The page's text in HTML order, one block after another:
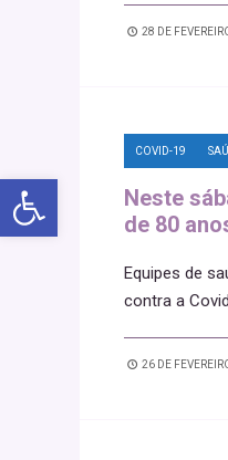
Abrir a barra de ferramentas
28 DE
COVID-19
Neste
de 80
Equipes de
contra a
26 DE